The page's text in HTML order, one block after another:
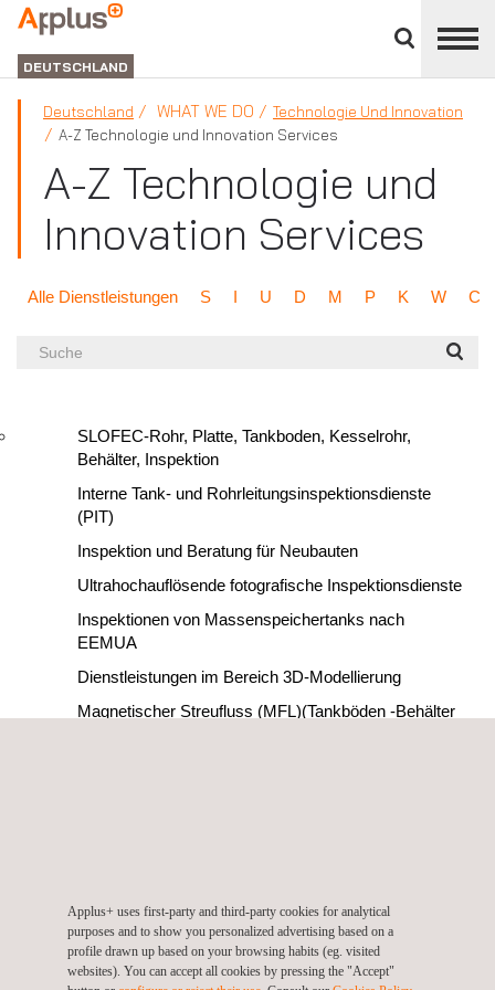
divisions
panel
APPLUS+
GROUP
DEUTSCHLAND
Deutschland WHAT WE DO
Technologie Und Innovation
A-Z Technologie und Innovation Services
A-Z Technologie und
Innovation Services
Alle Dienstleistungen S I U D M P K W C
Suche
SLOFEC-Rohr, Platte, Tankboden, Kesselrohr,
Behälter, Inspektion
Interne Tank- und Rohrleitungsinspektionsdienste
(PIT)
Inspektion und Beratung für Neubauten
Ultrahochauflösende fotografische Inspektionsdienste
Inspektionen von Massenspeichertanks nach
EEMUA
Dienstleistungen im Bereich 3D-Modellierung
Magnetischer Streufluss (MFL)(Tankböden -Behälter
UAV Inspection | UAV Surveying
CRA-Inspektion
Applus+ uses first-party and third-party cookies for analytical
purposes and to show you personalized advertising based on a
profile drawn up based on your browsing habits (eg. visited
websites). You can accept all cookies by pressing the "Accept"